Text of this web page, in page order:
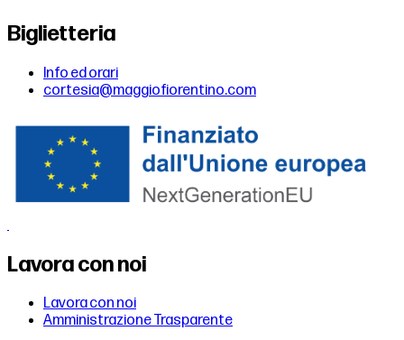
Biglietteria
Info ed orari
cortesia@maggiofiorentino.com
Lavora con noi
Lavora con noi
Amministrazione Trasparente